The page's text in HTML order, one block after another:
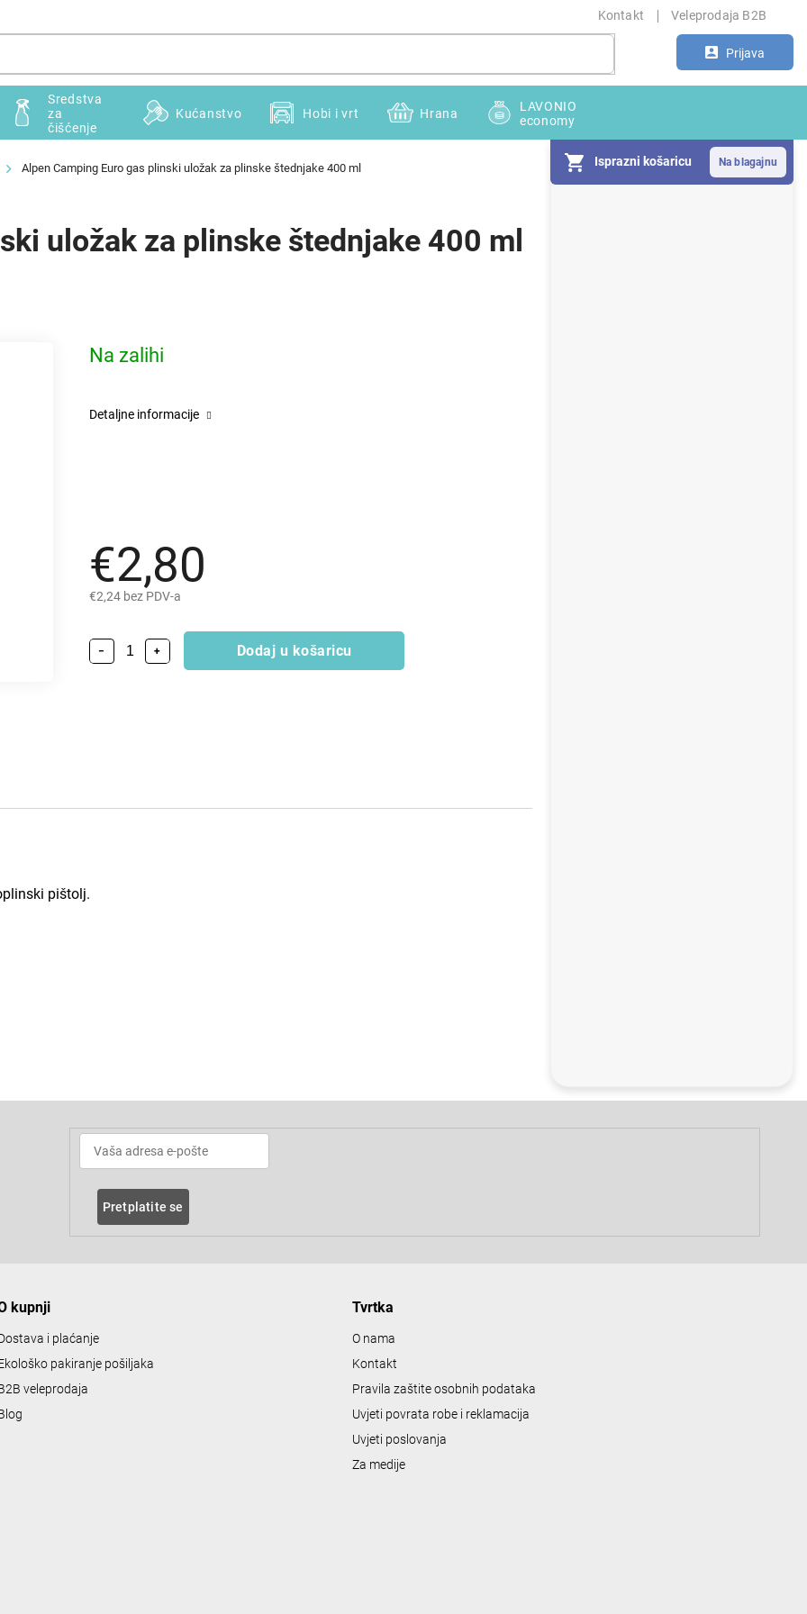
Kontakt Veleprodaja B2B
Prijava
Isprazni košaricu
Sredstva
za
čišćenje
Kućanstvo Hobi i vrt Hrana
LAVONIO
economy
Alpen Camping Euro gas plinski uložak za plinske štednjake 400 ml
uložak za plinske štednjake 400 ml
€2,80
€2,24 bez PDV-a
Na zalihi
+
− Dodaj u košaricu
Detaljne informacije
pištolj.
Pretplatite se
kupnji
i plaćanje
pakiranje pošiljaka
veleprodaja
Tvrtka
O nama
Kontakt
Pravila zaštite osobnih podataka
Uvjeti povrata robe i reklamacija
Uvjeti poslovanja
Za medije